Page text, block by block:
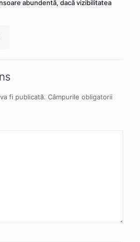
abundentă, dacă vizibilitatea
fi publicată. Câmpurile obligatorii